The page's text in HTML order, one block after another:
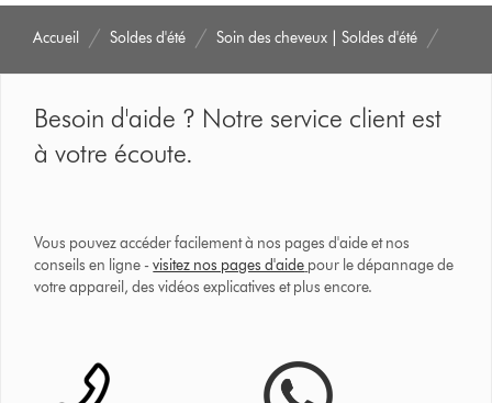
Accueil Soldes d'été Soin des cheveux | Soldes d'été
Besoin d'aide ? Notre service client est
à votre écoute.
Vous pouvez accéder facilement à nos pages d'aide et nos
conseils en ligne -visitez nos pages d'aide pour le dépannage de
votre appareil, des vidéos explicatives et plus encore.